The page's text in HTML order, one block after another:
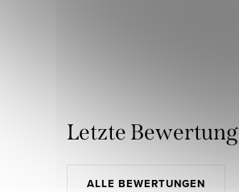
Letzte Bewertung
ALLE BEWERTUNGEN